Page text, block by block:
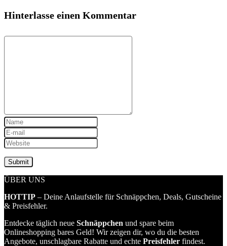
Hinterlasse einen Kommentar
ÜBER UNS
HOTTIP – Deine Anlaufstelle für Schnäppchen, Deals, Gutscheine
& Preisfehler.
Entdecke täglich neue Schnäppchen und spare beim
Onlineshopping bares Geld! Wir zeigen dir, wo du die besten
Angebote, unschlagbare Rabatte und echte Preisfehler findest.